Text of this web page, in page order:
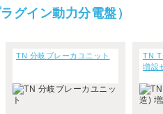
グイン動力分電盤）
TN 分岐ブレーカユニット
TN T
増設